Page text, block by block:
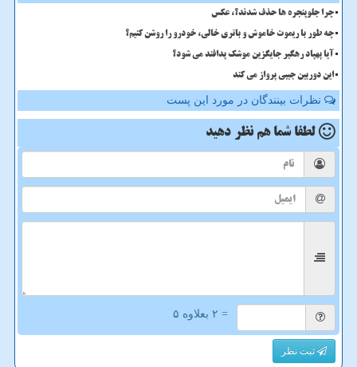
چرا جلوپنجره ها حذف شدند؟، عکس
چه طور با ریموت خاموش و باتری خالی، خودرو را روشن کنیم؟
آیا پهپاد رهگیر جایگزین موشک پدافند می شود؟
این دوربین جیبی پرواز می کند
نظرات بینندگان در مورد این پست
لطفا شما هم نظر دهید
= ۲ بعلاوه ۵
ثبت نظر